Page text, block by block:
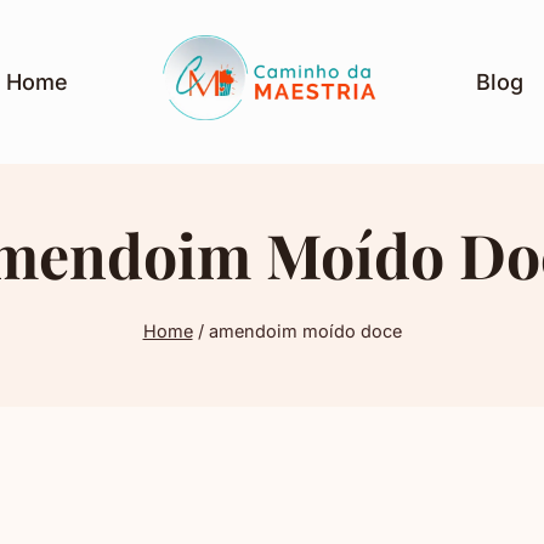
Home Blog
Moído
Home / amendoim moído doce